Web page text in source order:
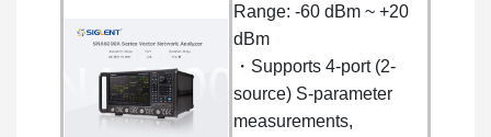
Range: -60 dBm ~ +20
dBm
・Supports 4-port (2-
source) S-parameter
measurements,